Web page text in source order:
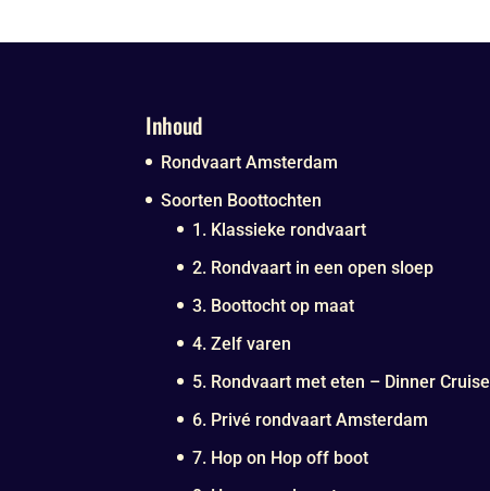
Inhoud
Rondvaart Amsterdam
Soorten Boottochten
1. Klassieke rondvaart
2. Rondvaart in een open sloep
3. Boottocht op maat
4. Zelf varen
5. Rondvaart met eten – Dinner Cruise
6. Privé rondvaart Amsterdam
7. Hop on Hop off boot